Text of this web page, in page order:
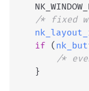
/* fixed
if (
/*
}